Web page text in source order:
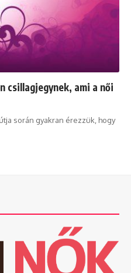
csillagjegynek, ami a női
során gyakran érezzük, hogy